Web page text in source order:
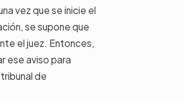
vez que se inicie el
se supone que
el juez. Entonces,
ese aviso para
de